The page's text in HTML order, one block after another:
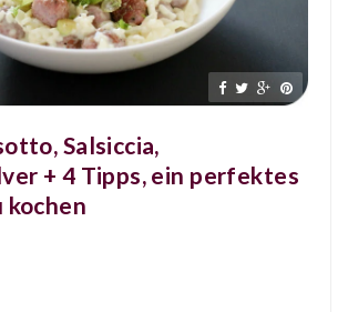
Salsiccia,
+ 4 Tipps, ein perfektes
kochen